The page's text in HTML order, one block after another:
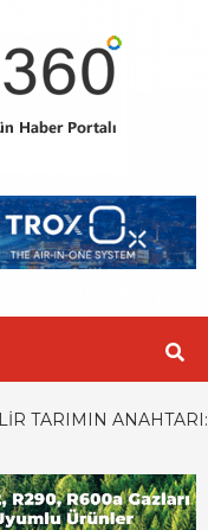
TARIMIN ANAHTARI: